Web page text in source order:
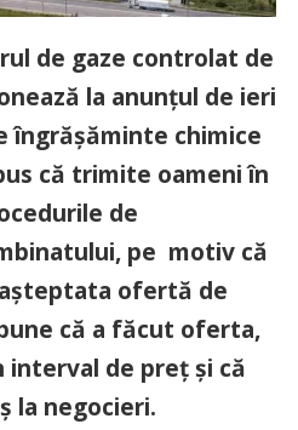
de gaze controlat de
la anunțul de ieri
îngrășăminte chimice
că trimite oameni în
de
pe motiv că
ofertă de
că a făcut oferta,
interval de preț și că
la negocieri.